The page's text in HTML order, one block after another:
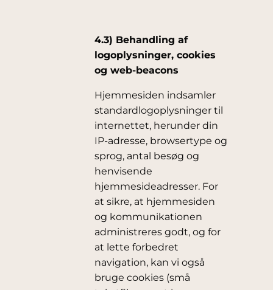
4.3) Behandling af
logoplysninger, cookies
og web-beacons
Hjemmesiden indsamler
standardlogoplysninger til
internettet, herunder din
IP-adresse, browsertype og
sprog, antal besøg og
henvisende
hjemmesideadresser. For
at sikre, at hjemmesiden
og kommunikationen
administreres godt, og for
at lette forbedret
navigation, kan vi også
bruge cookies (små